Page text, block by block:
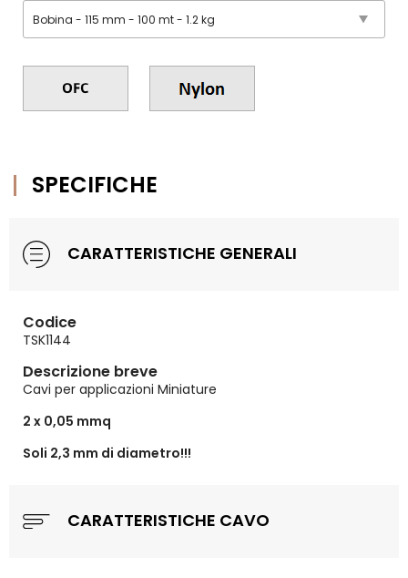
SPECIFICHE
CARATTERISTICHE GENERALI
Codice
TSK1144
Descrizione breve
Cavi per applicazioni Miniature
2 x 0,05 mmq
Soli 2,3 mm di diametro!!!
CARATTERISTICHE CAVO